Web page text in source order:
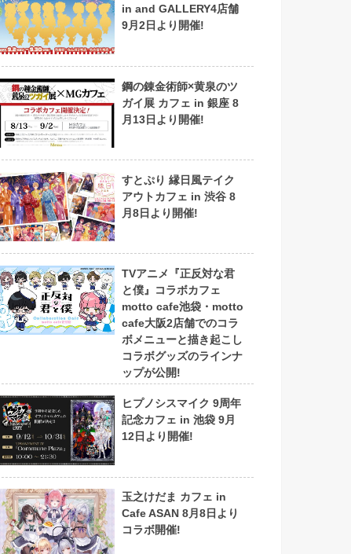
in and GALLERY4店舗
9月2日より開催!
鋼の錬金術師×黄泉のツ
ガイ展 カフェ in 銀座 8
月13日より開催!
すとぷり 縁日風テイク
アウトカフェ in 渋谷 8
月8日より開催!
TVアニメ『正反対な君
と僕』コラボカフェ
motto cafe池袋・motto
cafe大阪2店舗でのコラ
ボメニューと描き起こし
コラボグッズのラインナ
ップが公開!
ヒプノシスマイク 9周年
記念カフェ in 池袋 9月
12日より開催!
玉之けだま カフェ in
Cafe ASAN 8月8日より
コラボ開催!